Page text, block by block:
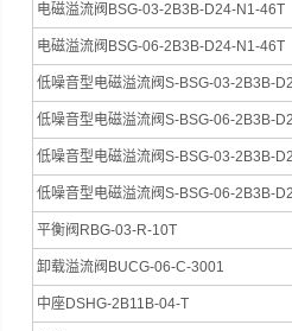
电磁溢流阀BSG-03-2B3B-D24-N1-46T
电磁溢流阀BSG-06-2B3B-D24-N1-46T
低噪音型电磁溢流阀S-BSG-03-2B3B-
低噪音型电磁溢流阀S-BSG-06-2B3B-
低噪音型电磁溢流阀S-BSG-03-2B3B-
低噪音型电磁溢流阀S-BSG-06-2B3B-
平衡阀RBG-03-R-10T
卸载溢流阀BUCG-06-C-3001
中座DSHG-2B11B-04-T